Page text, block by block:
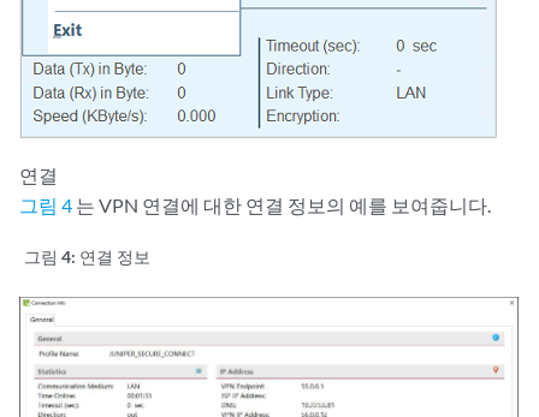
연결
그림 4 는 VPN 연결에 대한 연결 정보의 예를 보여줍니다.
그림 4: 연결 정보